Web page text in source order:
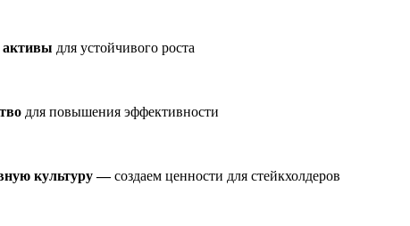
активы для устойчивого роста
для повышения эффективности
культуру —создаем ценности для стейкхолдеров